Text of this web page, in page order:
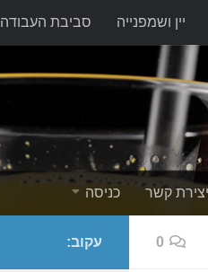
יין ושמפנייה סביבת העבודה
יצירת קשר כניסה
0 עקוב: